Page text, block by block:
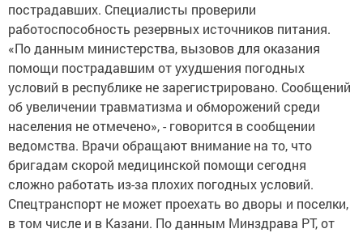
пострадавших. Специалисты проверили
работоспособность резервных источников питания.
«По данным министерства, вызовов для оказания
помощи пострадавшим от ухудшения погодных
условий в республике не зарегистрировано. Сообщений
об увеличении травматизма и обморожений среди
населения не отмечено», - говорится в сообщении
ведомства. Врачи обращают внимание на то, что
бригадам скорой медицинской помощи сегодня
сложно работать из-за плохих погодных условий.
Спецтранспорт не может проехать во дворы и поселки,
в том числе и в Казани. По данным Минздрава РТ, от